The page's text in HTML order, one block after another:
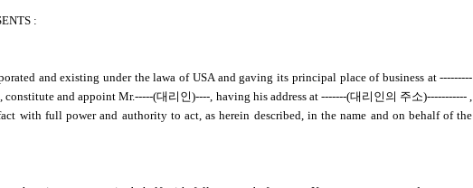
:
and existing under the lawa ofUSA and gaving its principal place of business at ---------
constitute and appoint Mr.-----(대리인)----, having his address at -------(대리인의 주소)----------- ,
with full power and authority to act, as herein described, in the name and on behalf of the